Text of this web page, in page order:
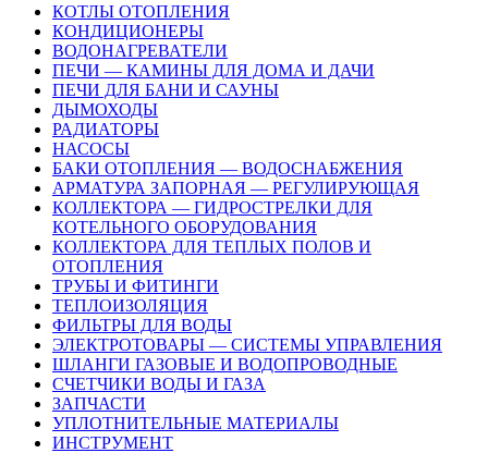
КОТЛЫ ОТОПЛЕНИЯ
КОНДИЦИОНЕРЫ
ВОДОНАГРЕВАТЕЛИ
ПЕЧИ — КАМИНЫ ДЛЯ ДОМА И ДАЧИ
ПЕЧИ ДЛЯ БАНИ И САУНЫ
ДЫМОХОДЫ
РАДИАТОРЫ
НАСОСЫ
БАКИ ОТОПЛЕНИЯ — ВОДОСНАБЖЕНИЯ
АРМАТУРА ЗАПОРНАЯ — РЕГУЛИРУЮЩАЯ
КОЛЛЕКТОРА — ГИДРОСТРЕЛКИ ДЛЯ
КОТЕЛЬНОГО ОБОРУДОВАНИЯ
КОЛЛЕКТОРА ДЛЯ ТЕПЛЫХ ПОЛОВ И
ОТОПЛЕНИЯ
ТРУБЫ И ФИТИНГИ
ТЕПЛОИЗОЛЯЦИЯ
ФИЛЬТРЫ ДЛЯ ВОДЫ
ЭЛЕКТРОТОВАРЫ — СИСТЕМЫ УПРАВЛЕНИЯ
ШЛАНГИ ГАЗОВЫЕ И ВОДОПРОВОДНЫЕ
СЧЕТЧИКИ ВОДЫ И ГАЗА
ЗАПЧАСТИ
УПЛОТНИТЕЛЬНЫЕ МАТЕРИАЛЫ
ИНСТРУМЕНТ